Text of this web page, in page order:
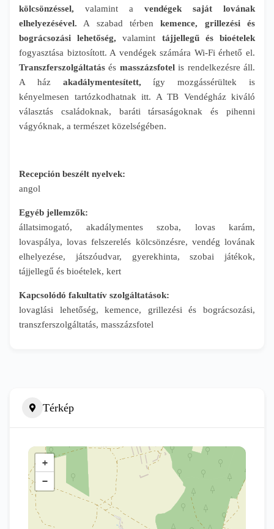
kölcsönzéssel, valamint a vendégek saját lovának
elhelyezésével. A szabad térbenkemence, grillezési és
bográcsozási lehetőség, valamint tájjellegű és bioételek
fogyasztása biztosított. A vendégek számára Wi-Fi érhető el.
Transzferszolgáltatás és masszázsfotelis rendelkezésre áll.
A ház akadálymentesített, így mozgássérültek is
kényelmesen tartózkodhatnak itt. A TB Vendégház kiváló
választás családoknak, baráti társaságoknak és pihenni
vágyóknak, a természet közelségében.
Recepción beszélt nyelvek:
angol
Egyéb jellemzők:
állatsimogató, akadálymentes szoba, lovas karám,
lovaspálya, lovas felszerelés kölcsönzésre, vendég lovának
elhelyezése, játszóudvar, gyerekhinta, szobai játékok,
tájjellegű és bioételek, kert
Kapcsolódó fakultatív szolgáltatások:
lovaglási lehetőség, kemence, grillezési és bográcsozási,
transzferszolgáltatás, masszázsfotel
Térkép
+
−